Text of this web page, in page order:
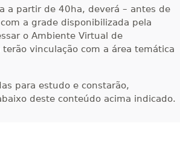
a partir de 40ha, deverá – antes de
a grade disponibilizada pela
o Ambiente Virtual de
vinculação com a área temática
para estudo e constarão,
deste conteúdo acima indicado.